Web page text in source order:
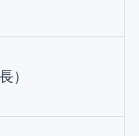
）